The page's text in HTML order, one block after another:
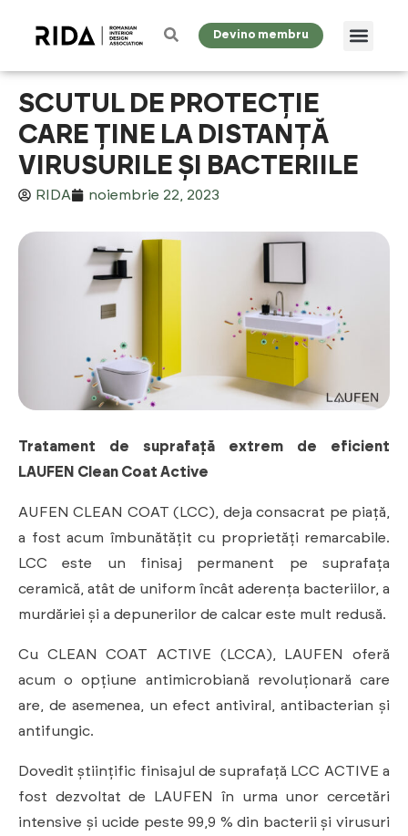
Devino membru
SCUTUL DE PROTECȚIE
CARE ȚINE LA DISTANȚĂ
VIRUSURILE ȘI BACTERIILE
RIDA noiembrie 22, 2023
Tratament de suprafață extrem de eficient
LAUFEN Clean Coat Active
AUFEN CLEAN COAT (LCC), deja consacrat pe piață,
a fost acum îmbunătățit cu proprietăți remarcabile.
LCC este un finisaj permanent pe suprafața
ceramică, atât de uniform încât aderența bacteriilor, a
murdăriei și a depunerilor de calcar este mult redusă.
Cu CLEAN COAT ACTIVE (LCCA), LAUFEN oferă
acum o opțiune antimicrobiană revoluționară care
are, de asemenea, un efect antiviral, antibacterian și
antifungic.
Dovedit științific finisajul de suprafață LCC ACTIVE a
fost dezvoltat de LAUFEN în urma unor cercetări
intensive și ucide peste 99,9 % din bacterii și virusuri